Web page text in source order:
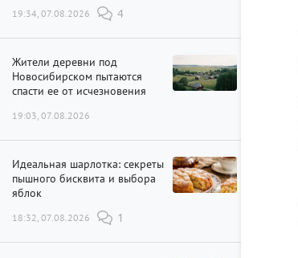
19:34, 07.08.2026 4
Жители деревни под
Новосибирском пытаются
спасти ее от исчезновения
19:03, 07.08.2026
Идеальная шарлотка: секреты
пышного бисквита и выбора
яблок
18:32, 07.08.2026 1